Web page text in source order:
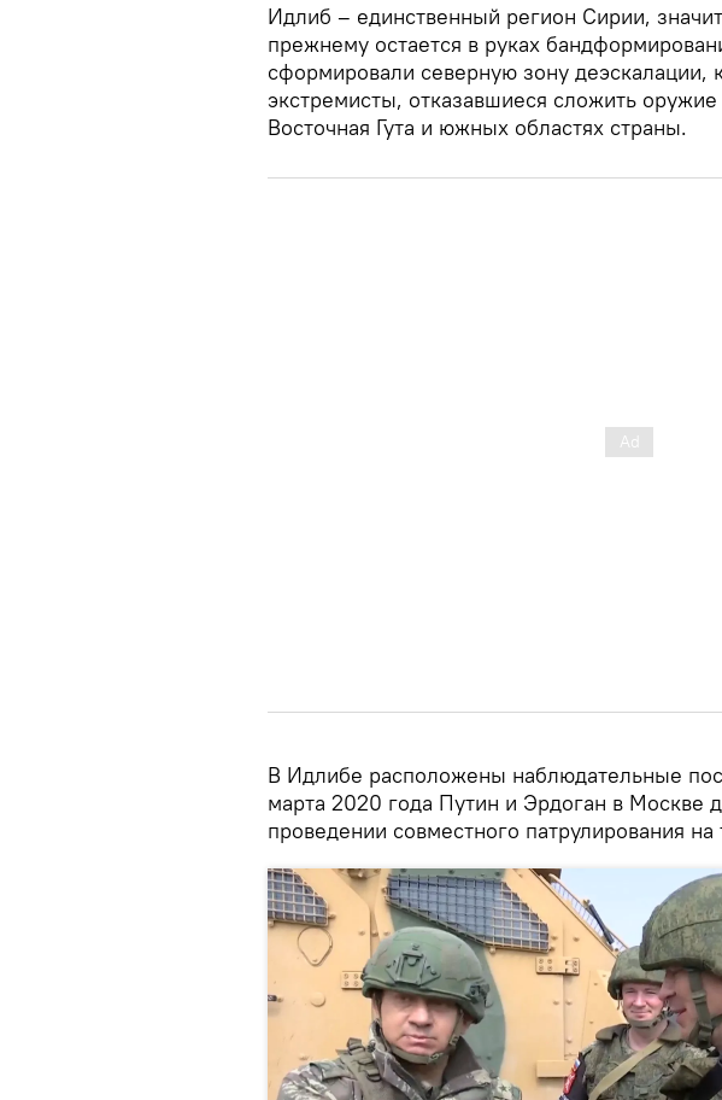
Идлиб – единственный регион Сирии,
прежнему остается в руках
сформировали северную зону деэскалации,
экстремисты, отказавшиеся сложить
Восточная Гута и южных областях страны.
В Идлибе расположены наблюдательные
марта 2020 года Путин и Эрдоган в Москве
проведении совместного патрулирования